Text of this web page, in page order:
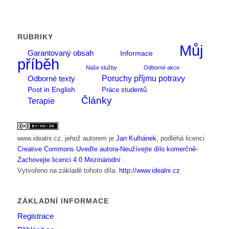
RUBRIKY
Garantovaný obsah
Informace
Můj
příběh
Naše služby Odborné akce
Odborné texty Poruchy příjmu potravy
Post in English Práce studentů
Terapie Články
www.idealni.cz , jehož autorem je Jan Kulhánek , podléhá licenci
Creative Commons Uveďte autora-Neužívejte dílo komerčně-
Zachovejte licenci 4.0 Mezinárodní
Vytvořeno na základě tohoto díla: http://www.idealni.cz
ZÁKLADNÍ INFORMACE
Registrace